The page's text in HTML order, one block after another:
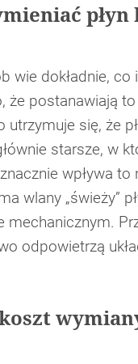
wie dokładnie,
że postanawiają
utrzymuje się, że
starsze, w
wpływa
wlany „świeży”
mechanicznym.
odpowietrzą